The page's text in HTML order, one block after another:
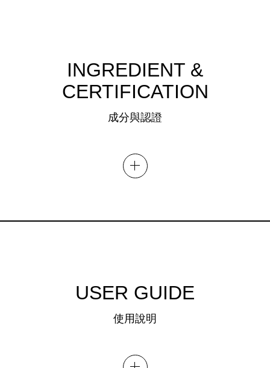
INGREDIENT &
CERTIFICATION
成分與認證
USER GUIDE
使用說明